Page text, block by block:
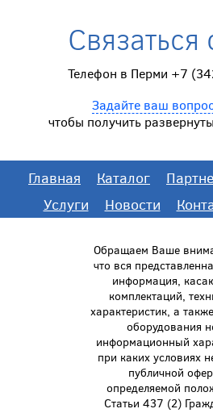
Связаться
Телефон в Перми +7
Задайте ваш
чтобы получить
Главная Каталог
Услуги
Новости
Обращаем Ваше
что вся
информация,
комплектаций,
характеристик, а
оборудования
информационный
при каких условиях
публичной
определяемой
Статьи 437 (2)